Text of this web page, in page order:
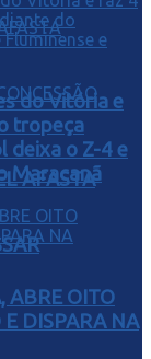
AFASTA
do Vitória e
tropeça
deixa o Z-4 e
Maracanã
ABRE OITO
DISPARA NA